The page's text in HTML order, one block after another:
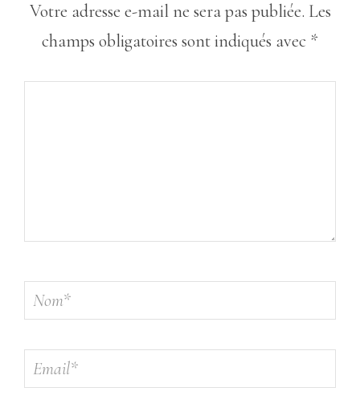
Votre adresse e-mail ne sera pas publiée. Les
champs obligatoires sont indiqués avec *